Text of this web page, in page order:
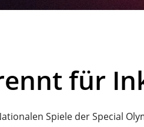
für
Spiele der Special